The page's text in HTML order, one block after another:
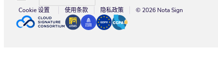
Cookie 设置 使用条款 隐私政策 © 2026 Nota Sign